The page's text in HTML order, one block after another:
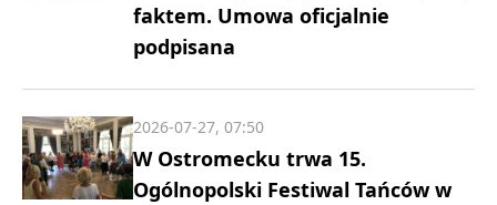
faktem. Umowa oficjalnie
podpisana
W Ostromecku trwa 15.
Ogólnopolski Festiwal Tańców w
2026-07-27, 07:50